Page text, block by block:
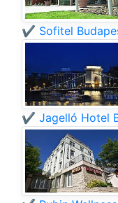
✔️ Sofitel
✔️ Jagelló Hotel